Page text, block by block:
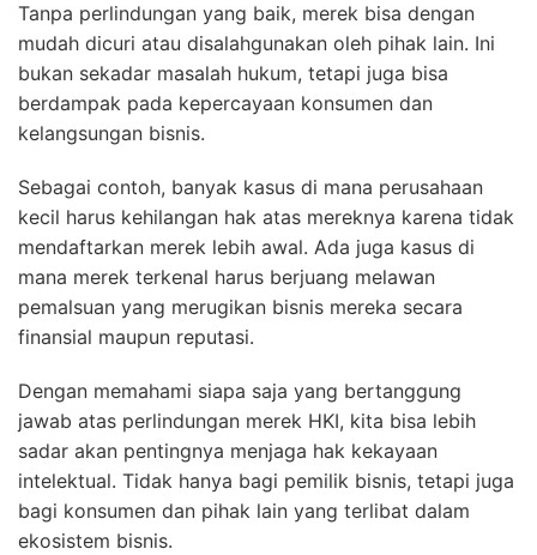
Tanpa perlindungan yang baik, merek bisa dengan
mudah dicuri atau disalahgunakan oleh pihak lain. Ini
bukan sekadar masalah hukum, tetapi juga bisa
berdampak pada kepercayaan konsumen dan
kelangsungan bisnis.
Sebagai contoh, banyak kasus di mana perusahaan
kecil harus kehilangan hak atas mereknya karena tidak
mendaftarkan merek lebih awal. Ada juga kasus di
mana merek terkenal harus berjuang melawan
pemalsuan yang merugikan bisnis mereka secara
finansial maupun reputasi.
Dengan memahami siapa saja yang bertanggung
jawab atas perlindungan merek HKI, kita bisa lebih
sadar akan pentingnya menjaga hak kekayaan
intelektual. Tidak hanya bagi pemilik bisnis, tetapi juga
bagi konsumen dan pihak lain yang terlibat dalam
ekosistem bisnis.